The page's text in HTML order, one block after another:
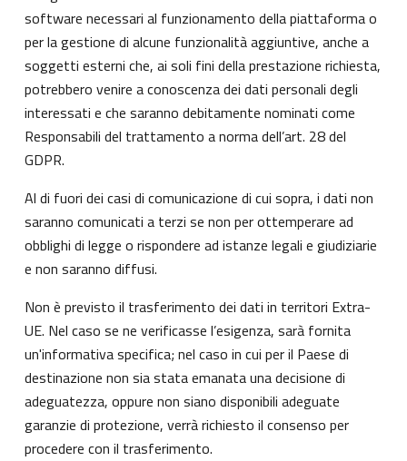
software necessari al funzionamento della piattaforma o
per la gestione di alcune funzionalità aggiuntive, anche a
soggetti esterni che, ai soli fini della prestazione richiesta,
potrebbero venire a conoscenza dei dati personali degli
interessati e che saranno debitamente nominati come
Responsabili del trattamento a norma dell’art. 28 del
GDPR.
Al di fuori dei casi di comunicazione di cui sopra, i dati non
saranno comunicati a terzi se non per ottemperare ad
obblighi di legge o rispondere ad istanze legali e giudiziarie
e non saranno diffusi.
Non è previsto il trasferimento dei dati in territori Extra-
UE. Nel caso se ne verificasse l’esigenza, sarà fornita
un'informativa specifica; nel caso in cui per il Paese di
destinazione non sia stata emanata una decisione di
adeguatezza, oppure non siano disponibili adeguate
garanzie di protezione, verrà richiesto il consenso per
procedere con il trasferimento.